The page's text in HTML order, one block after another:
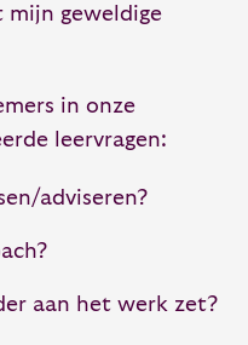
geweldige
in onze
leervragen:
adviseren?
aan het werk zet?